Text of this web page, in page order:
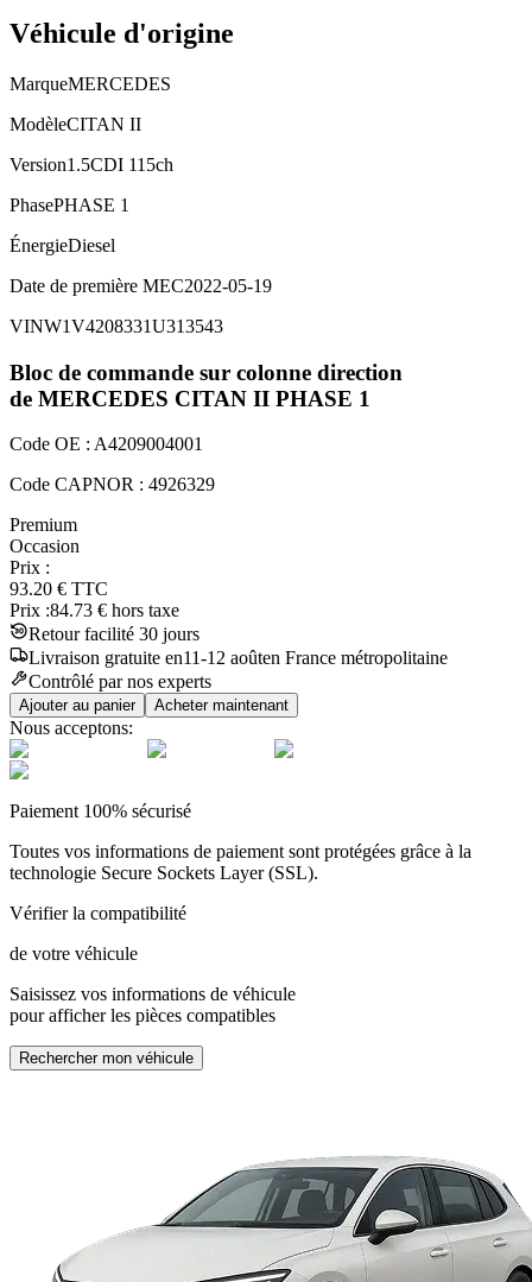
Véhicule d'origine
MarqueMERCEDES
ModèleCITAN II
Version1.5CDI 115ch
PhasePHASE 1
ÉnergieDiesel
Date de première MEC2022-05-19
VINW1V4208331U313543
Bloc de commande sur colonne direction
de MERCEDES CITAN II PHASE 1
Code OE : A4209004001
Code CAPNOR : 4926329
Premium
Occasion
Prix :
93.20 € TTC
Prix :84.73 € hors taxe
Retour facilité 30 jours
Livraison gratuite en11-12 aoûten France métropolitaine
Contrôlé par nos experts
Ajouter au panier Acheter maintenant
Nous acceptons:
Paiement 100% sécurisé
Toutes vos informations de paiement sont protégées grâce à la
technologie Secure Sockets Layer (SSL).
Vérifier la compatibilité
de votre véhicule
Saisissez vos informations de véhicule
pour afficher les pièces compatibles
Rechercher mon véhicule